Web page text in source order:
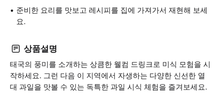
준비한 요리를 맛보고 레시피를 집에 가져가서 재현해 보세
요.
상품설명
태국의 풍미를 소개하는 상큼한 웰컴 드링크로 미식 모험을 시
작하세요. 그런 다음 이 지역에서 자생하는 다양한 신선한 열
대 과일을 맛볼 수 있는 독특한 과일 시식 체험을 즐겨보세요.